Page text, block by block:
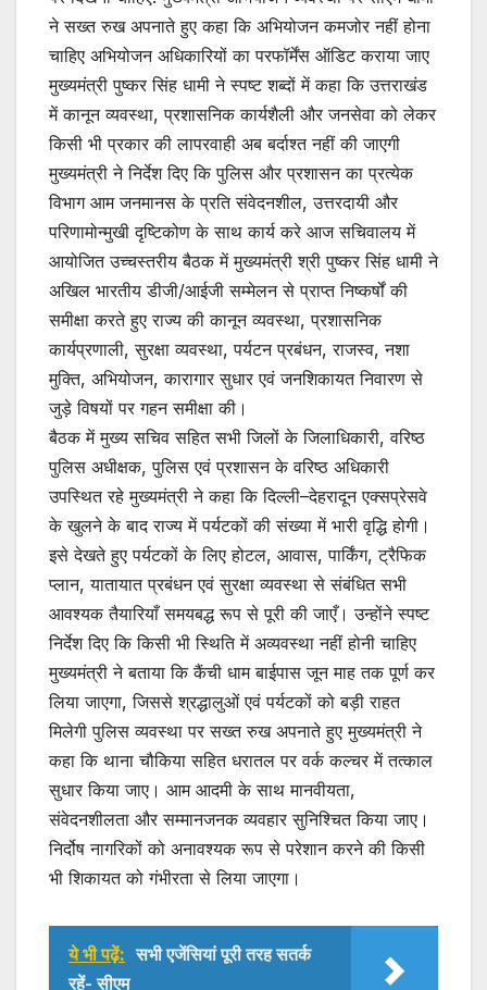
ने सख्त रुख अपनाते हुए कहा कि अभियोजन कमजोर नहीं होना
चाहिए अभियोजन अधिकारियों का परफॉर्मेंस ऑडिट कराया जाए
मुख्यमंत्री पुष्कर सिंह धामी ने स्पष्ट शब्दों में कहा कि उत्तराखंड
में कानून व्यवस्था, प्रशासनिक कार्यशैली और जनसेवा को लेकर
किसी भी प्रकार की लापरवाही अब बर्दाश्त नहीं की जाएगी
मुख्यमंत्री ने निर्देश दिए कि पुलिस और प्रशासन का प्रत्येक
विभाग आम जनमानस के प्रति संवेदनशील, उत्तरदायी और
परिणामोन्मुखी दृष्टिकोण के साथ कार्य करे आज सचिवालय में
आयोजित उच्चस्तरीय बैठक में मुख्यमंत्री श्री पुष्कर सिंह धामी ने
अखिल भारतीय डीजी/आईजी सम्मेलन से प्राप्त निष्कर्षों की
समीक्षा करते हुए राज्य की कानून व्यवस्था, प्रशासनिक
कार्यप्रणाली, सुरक्षा व्यवस्था, पर्यटन प्रबंधन, राजस्व, नशा
मुक्ति, अभियोजन, कारागार सुधार एवं जनशिकायत निवारण से
जुड़े विषयों पर गहन समीक्षा की।
बैठक में मुख्य सचिव सहित सभी जिलों के जिलाधिकारी, वरिष्ठ
पुलिस अधीक्षक, पुलिस एवं प्रशासन के वरिष्ठ अधिकारी
उपस्थित रहे मुख्यमंत्री ने कहा कि दिल्ली–देहरादून एक्सप्रेसवे
के खुलने के बाद राज्य में पर्यटकों की संख्या में भारी वृद्धि होगी।
इसे देखते हुए पर्यटकों के लिए होटल, आवास, पार्किंग, ट्रैफिक
प्लान, यातायात प्रबंधन एवं सुरक्षा व्यवस्था से संबंधित सभी
आवश्यक तैयारियाँ समयबद्ध रूप से पूरी की जाएँ। उन्होंने स्पष्ट
निर्देश दिए कि किसी भी स्थिति में अव्यवस्था नहीं होनी चाहिए
मुख्यमंत्री ने बताया कि कैंची धाम बाईपास जून माह तक पूर्ण कर
लिया जाएगा, जिससे श्रद्धालुओं एवं पर्यटकों को बड़ी राहत
मिलेगी पुलिस व्यवस्था पर सख्त रुख अपनाते हुए मुख्यमंत्री ने
कहा कि थाना चौकिया सहित धरातल पर वर्क कल्चर में तत्काल
सुधार किया जाए। आम आदमी के साथ मानवीयता,
संवेदनशीलता और सम्मानजनक व्यवहार सुनिश्चित किया जाए।
निर्दोष नागरिकों को अनावश्यक रूप से परेशान करने की किसी
भी शिकायत को गंभीरता से लिया जाएगा।
ये भी पढ़ें: सभी एजेंसियां पूरी तरह सतर्क
रहें- सीएम